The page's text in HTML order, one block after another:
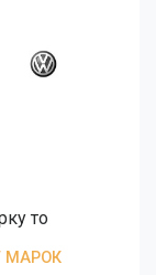
то
МАРОК